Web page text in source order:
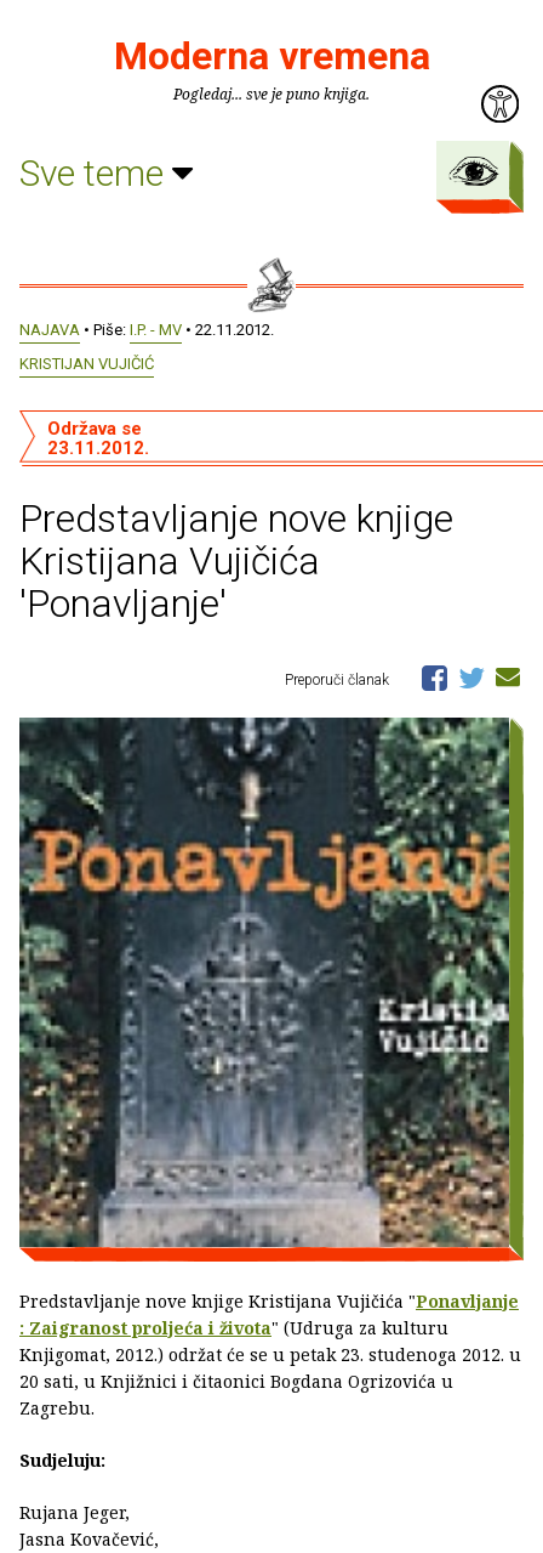
Moderna vremena
Pogledaj... sve je puno knjiga.
Sve teme
NAJAVA • Piše: I.P. - MV • 22.11.2012.
KRISTIJAN VUJIČIĆ
Predstavljanje nove knjige
Kristijana Vujičića
'Ponavljanje'
Održava se
23.11.2012.
Preporuči članak
Predstavljanje nove knjige Kristijana Vujičića "Ponavljanje
: Zaigranost proljeća i života" (Udruga za kulturu
Knjigomat, 2012.) održat će se u petak 23. studenoga 2012. u
20 sati, u Knjižnici i čitaonici Bogdana Ogrizovića u
Zagrebu.
Sudjeluju:
Rujana Jeger,
Jasna Kovačević,